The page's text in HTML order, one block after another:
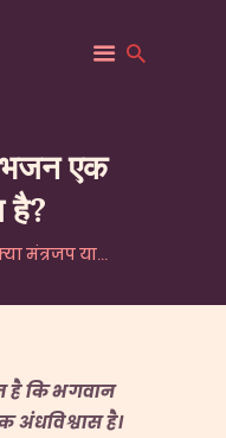
भजन एक
है?
मंत्रजप या...
है कि भगवान
अंधविश्वास है।